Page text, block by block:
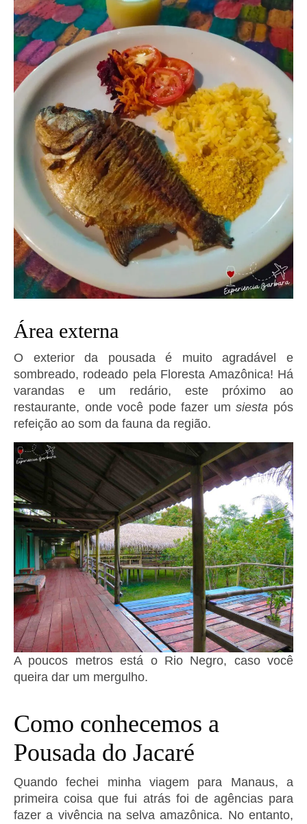
Área externa
O exterior da pousada é muito agradável e
sombreado, rodeado pela Floresta Amazônica! Há
varandas e um redário, este próximo ao
restaurante, onde você pode fazer umsiesta pós
refeição ao som da fauna da região.
A poucos metros está o Rio Negro, caso você
queira dar um mergulho.
Como conhecemos a
Pousada do Jacaré
Quando fechei minha viagem para Manaus, a
primeira coisa que fui atrás foi de agências para
fazer a vivência na selva amazônica. No entanto,